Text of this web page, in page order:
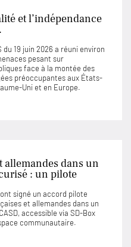
et l’indépendance
19 juin 2026 a réuni environ
pesant sur
face à la montée des
préoccupantes aux États-
Uni et en Europe.
allemandes dans un
: un pilote
signé un accord pilote
et allemandes dans un
accessible via SD-Box
communautaire.